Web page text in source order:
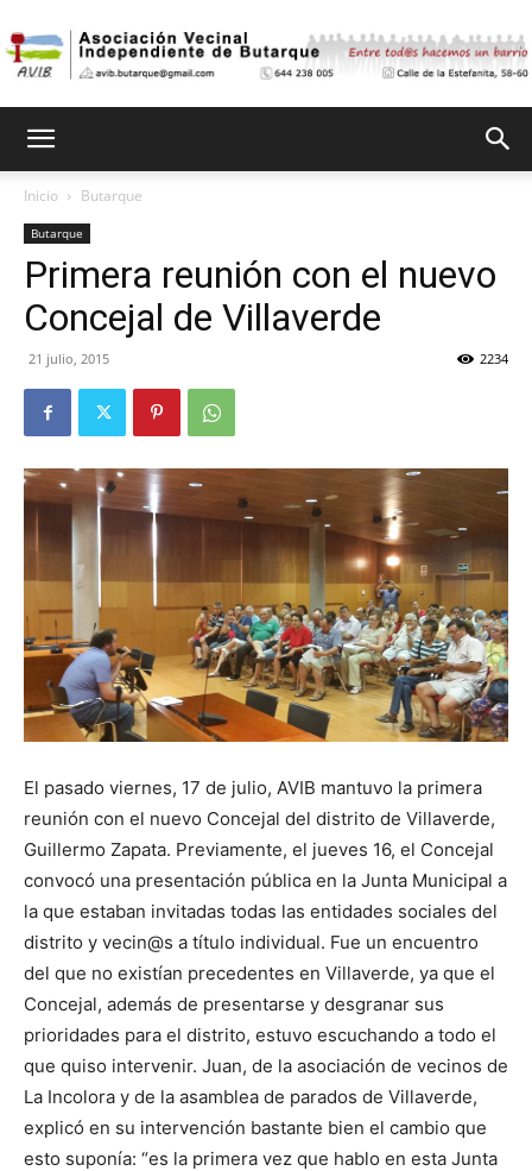
Butarque
Inicio Butarque
Butarque
Primera reunión con el nuevo
Concejal de Villaverde
21 julio, 2015 2234
El pasado viernes, 17 de julio, AVIB mantuvo la primera
reunión con el nuevo Concejal del distrito de Villaverde,
Guillermo Zapata. Previamente, el jueves 16, el Concejal
convocó una presentación pública en la Junta Municipal a
la que estaban invitadas todas las entidades sociales del
distrito y vecin@s a título individual. Fue un encuentro
del que no existían precedentes en Villaverde, ya que el
Concejal, además de presentarse y desgranar sus
prioridades para el distrito, estuvo escuchando a todo el
que quiso intervenir. Juan, de la asociación de vecinos de
La Incolora y de la asamblea de parados de Villaverde,
explicó en su intervención bastante bien el cambio que
esto suponía: “es la primera vez que hablo en esta Junta